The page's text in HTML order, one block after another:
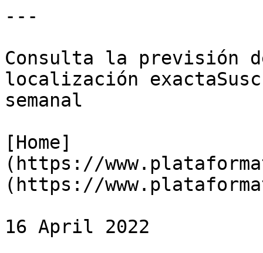
---
Consulta la previsión
localización
semanal
[Home]
(https://
(https://
16 April 2022